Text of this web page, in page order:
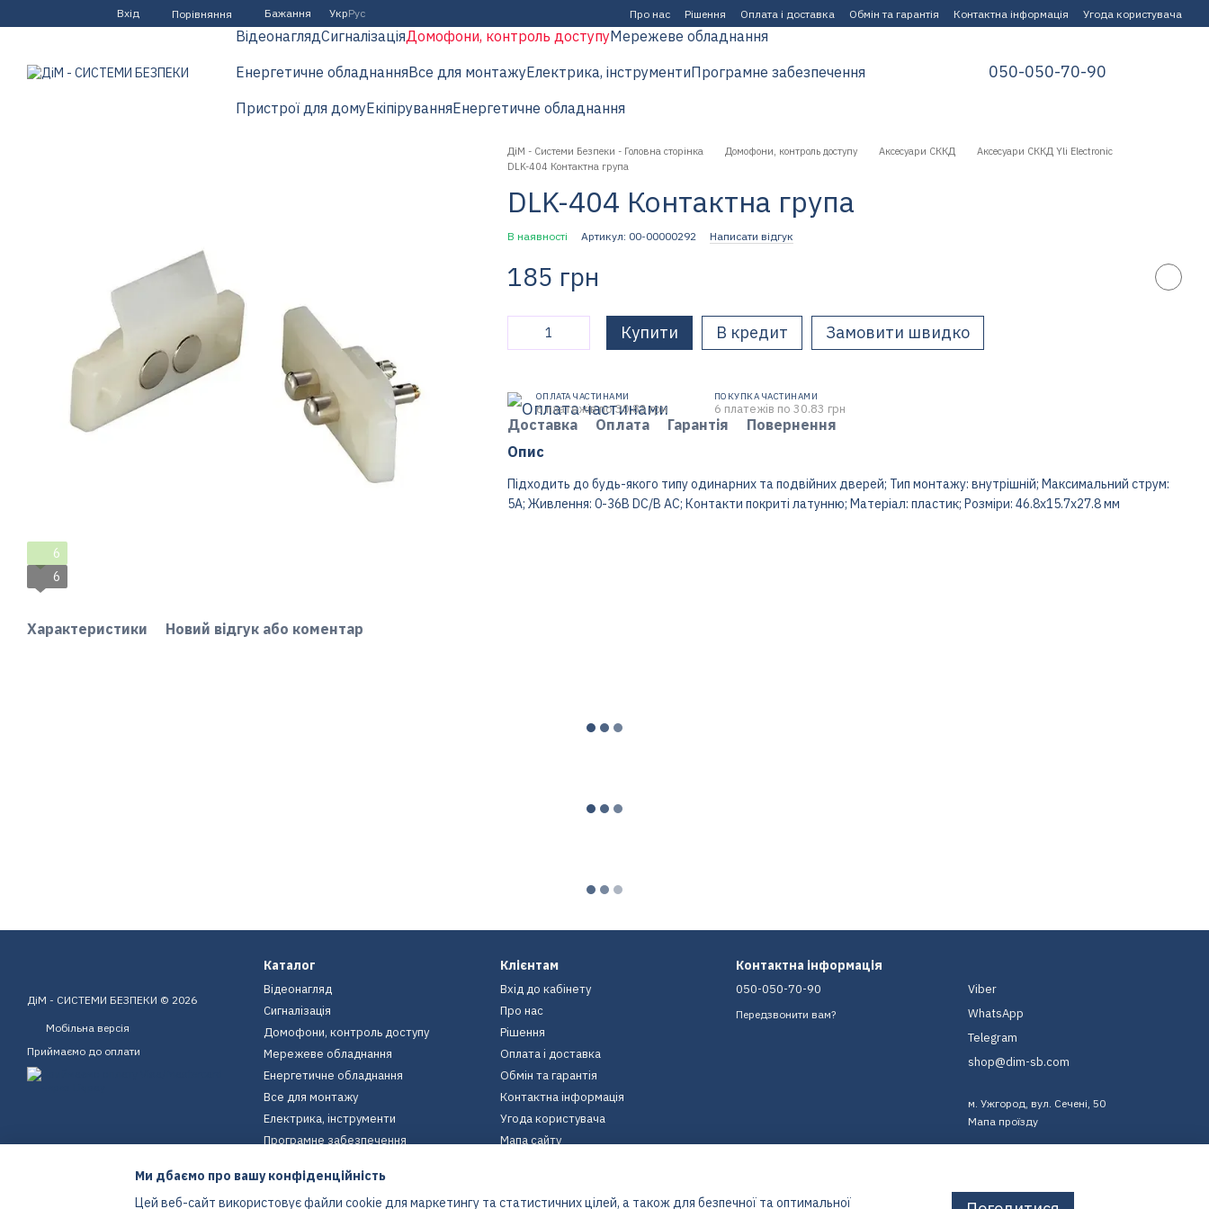
Перейти до основного контенту
Вхід Порівняння Бажання УкрРус Про нас Рішення Оплата і доставка Обмін та гарантія Контактна інформація Угода користувача
ВідеонаглядСигналізаціяДомофони, контроль доступуМережеве обладнання
Енергетичне обладнанняВсе для монтажуЕлектрика, інструментиПрограмне забезпечення
Пристрої для домуЕкіпіруванняЕнергетичне обладнання
050-050-70-90
6
6
Характеристики Новий відгук або коментар
ДіМ - Системи Безпеки - Головна сторінка Домофони, контроль доступу Аксесуари СККД
Аксесуари СККД Yli Electronic
DLK-404 Контактна група
DLK-404 Контактна група
В наявності Артикул: 00-00000292 Написати відгук
185 грн
Купити В кредит Замовити швидко
ОПЛАТА ЧАСТИНАМИ
6 платежів по 30.83 грн
ПОКУПКА ЧАСТИНАМИ
6 платежів по 30.83 грн
Доставка Оплата Гарантія
Повернення
Опис
Підходить до будь-якого типу одинарних та подвійних дверей; Тип монтажу: внутрішній; Максимальний струм:
5A; Живлення: 0-36В DC/В AC; Контакти покриті латунню; Матеріал: пластик; Розміри: 46.8х15.7х27.8 мм
ДіМ - СИСТЕМИ БЕЗПЕКИ © 2026
Мобільна версія
Приймаємо до оплати
Каталог
Відеонагляд
Сигналізація
Домофони, контроль доступу
Мережеве обладнання
Енергетичне обладнання
Все для монтажу
Електрика, інструменти
Програмне забезпечення
Екіпірування
Енергетичне обладнання
Клієнтам
Вхід до кабінету
Про нас
Рішення
Оплата і доставка
Обмін та гарантія
Контактна інформація
Угода користувача
Мапа сайту
Контактна інформація
050-050-70-90
Передзвонити вам?
Viber
WhatsApp
Telegram
shop@dim-sb.com
м. Ужгород, вул. Сечені, 50
Мапа проїзду
Ми дбаємо про вашу конфіденційність
Цей веб-сайт використовує файли cookie для маркетингу та статистичних цілей, а також для безпечної та оптимальної